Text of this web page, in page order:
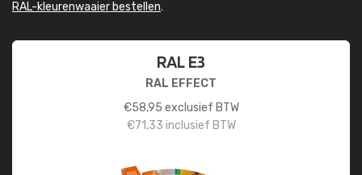
RAL-kleurenwaaier bestellen.
RAL E3
RAL EFFECT
€58,95 exclusief BTW
€71,33 inclusief BTW